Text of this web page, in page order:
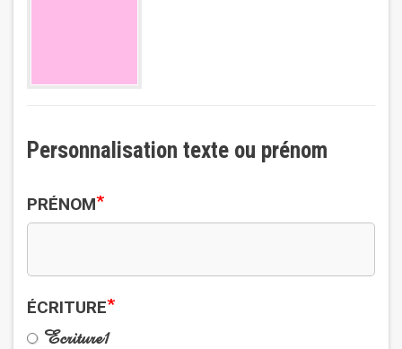
Personnalisation texte ou prénom
PRÉNOM*
ÉCRITURE*
Ecriture1